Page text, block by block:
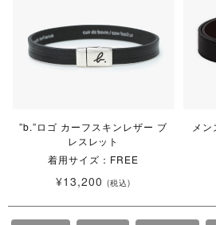
”b.”ロゴ カーフスキンレザー ブ
レスレット
着用サイズ：FREE
¥13,200 (税込)
メ